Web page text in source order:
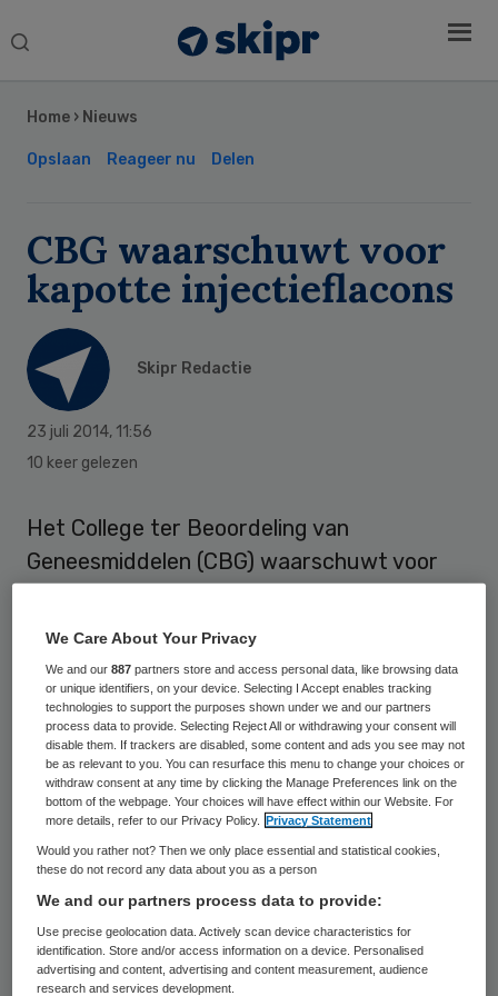
Search
Home › Nieuws
Opslaan Reageer nu Delen
CBG waarschuwt voor
kapotte injectieflacons
Skipr Redactie
23 juli 2014, 11:56
10 keer gelezen
Het College ter Beoordeling van
Geneesmiddelen (CBG) waarschuwt voor
flacons met het kankergeneesmiddel
Velcade. Het CBG reageert daarmee op
recente meldingen in Duitsland en in de
Verenigde Staten.
Bij verdere inspectie tijdens het
verpakkingsproces, voordat de producten
op de markt komen, zijn nog vier gebroken
of gebarsten flacons aangetroffen. Het
CBG constateert op basis hiervan dat er
een risico bestaat dat patiënten of
zorgverleners te maken krijgen met
Sidebar
We Care About Your Privacy
We and our887 partners store and access personal data, like browsing data
or unique identifiers, on your device. Selecting I Accept enables tracking
technologies to support the purposes shown under we and our partners
process data to provide. Selecting Reject All or withdrawing your consent will
disable them. If trackers are disabled, some content and ads you see may not
be as relevant to you. You can resurface this menu to change your choices or
withdraw consent at any time by clicking the Manage Preferences link on the
bottom of the webpage. Your choices will have effect within our Website. For
more details, refer to our Privacy Policy.
Privacy Statement
Would you rather not? Then we only place essential and statistical cookies,
these do not record any data about you as a person
We and our partners process data to provide:
Use precise geolocation data. Actively scan device characteristics for
identification. Store and/or access information on a device. Personalised
advertising and content, advertising and content measurement, audience
research and services development.